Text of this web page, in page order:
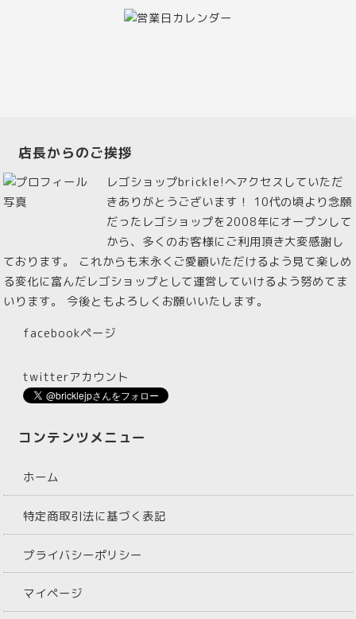
店長からのご挨拶
レゴショップbrickle!へアクセスしていただ
きありがとうございます！ 10代の頃より念願
だったレゴショップを2008年にオープンして
から、多くのお客様にご利用頂き大変感謝し
ております。 これからも末永くご愛顧いただけるよう見て楽しめ
る変化に富んだレゴショップとして運営していけるよう努めてま
いります。 今後ともよろしくお願いいたします。
facebookページ
twitterアカウント
コンテンツメニュー
ホーム
特定商取引法に基づく表記
プライバシーポリシー
マイページ